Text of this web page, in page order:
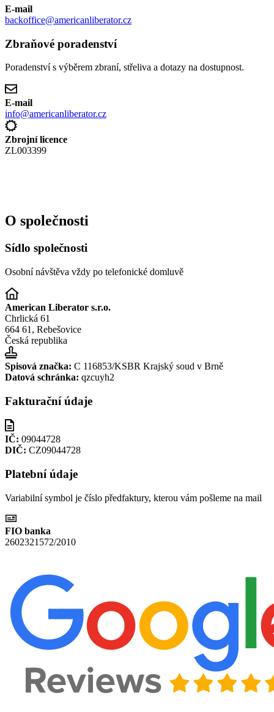
E-mail
backoffice@americanliberator.cz
Zbraňové poradenství
Poradenství s výběrem zbraní, střeliva a dotazy na dostupnost.
E-mail
info@americanliberator.cz
Zbrojní licence
ZL003399
O společnosti
Sídlo společnosti
Osobní návštěva vždy po telefonické domluvě
American Liberator s.r.o.
Chrlická 61
664 61, Rebešovice
Česká republika
Spisová značka: C 116853/KSBR Krajský soud v Brně
Datová schránka: qzcuyh2
Fakturační údaje
IČ: 09044728
DIČ: CZ09044728
Platební údaje
Variabilní symbol je číslo předfaktury, kterou vám pošleme na mail
FIO banka
2602321572/2010